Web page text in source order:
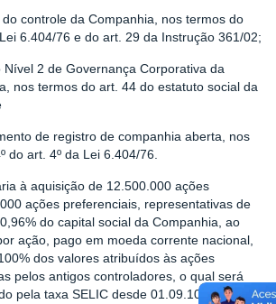
controle da Companhia, nos termos do
6.404/76 e do art. 29 da Instrução 361/02;
Nível 2 de Governança Corporativa da
nos termos do art. 44 do estatuto social da
de registro de companhia aberta, nos
do art. 4º da Lei 6.404/76.
à aquisição de 12.500.000 ações
ações preferenciais, representativas de
do capital social da Companhia, ao
ação, pago em moeda corrente nacional,
dos valores atribuídos às ações
pelos antigos controladores, o qual será
pela taxa SELIC desde 01.09.10, até a